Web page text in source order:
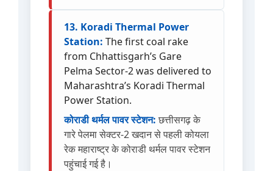
13. Koradi Thermal Power
Station: The first coal rake
from Chhattisgarh’s Gare
Pelma Sector-2 was delivered to
Maharashtra’s Koradi Thermal
Power Station.
कोराडी थर्मल पावर स्टेशन:छत्तीसगढ़ के
गारे पेलमा सेक्टर-2 खदान से पहली कोयला
रेक महाराष्ट्र के कोराडी थर्मल पावर स्टेशन
पहुंचाई गई है।